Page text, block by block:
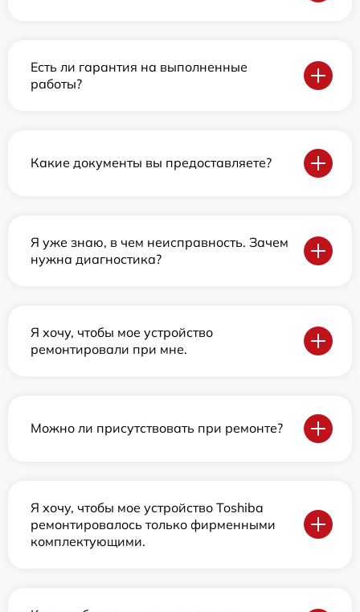
Есть ли гарантия на выполненные
работы?
Какие документы вы предоставляете?
Я уже знаю, в чем неисправность. Зачем
нужна диагностика?
Я хочу, чтобы мое устройство
ремонтировали при мне.
Можно ли присутствовать при ремонте?
Я хочу, чтобы мое устройство Toshiba
ремонтировалось только фирменными
комплектующими.